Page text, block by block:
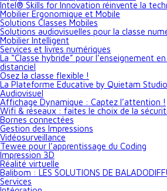
Intel® Skills for Innovation réinvente la
Mobilier Ergonomique et Mobile
Solutions Classes Mobiles
Solutions audiovisuelles pour la classe
Mobilier Intelligent
Services et livres numériques
La “Classe hybride” pour l’enseignement
distanciel
Osez la classe flexible !
La Plateforme Educative by Quietam
Audiovisuel
Affichage Dynamique : Captez l’attention !
Wifi & réseaux : faites le choix de la
Bornes connectées
Gestion des Impressions
Vidéosurveillance
Tewee pour l’apprentissage du Coding
Impression 3D
Réalité virtuelle
Balibom : LES SOLUTIONS DE
Services